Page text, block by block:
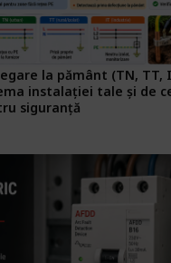
la pământ (TN, TT,
instalației tale și de
siguranță